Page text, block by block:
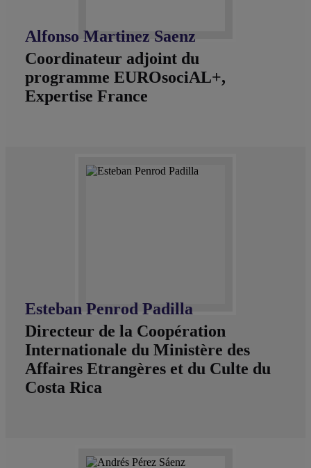
Alfonso Martinez Saenz
Coordinateur adjoint du
programme EUROsociAL+,
Expertise France
Esteban Penrod Padilla
Directeur de la Coopération
Internationale du Ministère des
Affaires Etrangères et du Culte du
Costa Rica